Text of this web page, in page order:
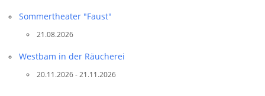
Sommertheater "Faust"
21.08.2026
Westbam in der Räucherei
20.11.2026 - 21.11.2026